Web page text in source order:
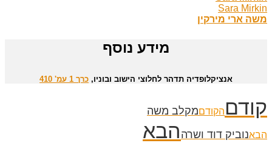
Sara Mirkin
משה ארי מירקין
מידע נוסף
אנציקלופדיה תדהר לחלוצי הישוב ובוניו, כרך 1 עמ' 410
קודם הקודםמקלב משה
הבאנוביק דוד ושרה הבא